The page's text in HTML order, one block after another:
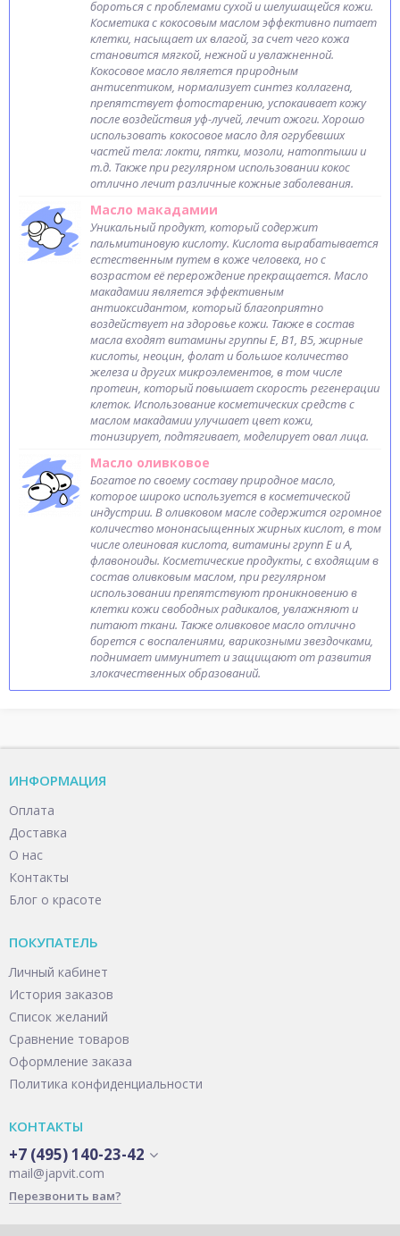
бороться с проблемами сухой и шелушащейся кожи.
Косметика с кокосовым маслом эффективно питает
клетки, насыщает их влагой, за счет чего кожа
становится мягкой, нежной и увлажненной.
Кокосовое масло является природным
антисептиком, нормализует синтез коллагена,
препятствует фотостарению, успокаивает кожу
после воздействия уф-лучей, лечит ожоги. Хорошо
использовать кокосовое масло для огрубевших
частей тела: локти, пятки, мозоли, натоптыши и
т.д. Также при регулярном использовании кокос
отлично лечит различные кожные заболевания.
Масло макадамии
Уникальный продукт, который содержит
пальмитиновую кислоту. Кислота вырабатывается
естественным путем в коже человека, но с
возрастом её перерождение прекращается. Масло
макадамии является эффективным
антиоксидантом, который благоприятно
воздействует на здоровье кожи. Также в состав
масла входят витамины группы Е, В1, В5, жирные
кислоты, неоцин, фолат и большое количество
железа и других микроэлементов, в том числе
протеин, который повышает скорость регенерации
клеток. Использование косметических средств с
маслом макадамии улучшает цвет кожи,
тонизирует, подтягивает, моделирует овал лица.
Масло оливковое
Богатое по своему составу природное масло,
которое широко используется в косметической
индустрии. В оливковом масле содержится огромное
количество мононасыщенных жирных кислот, в том
числе олеиновая кислота, витамины групп Е и А,
флавоноиды. Косметические продукты, с входящим в
состав оливковым маслом, при регулярном
использовании препятствуют проникновению в
клетки кожи свободных радикалов, увлажняют и
питают ткани. Также оливковое масло отлично
борется с воспалениями, варикозными звездочками,
поднимает иммунитет и защищают от развития
злокачественных образований.
ИНФОРМАЦИЯ
Оплата
Доставка
О нас
Контакты
Блог о красоте
ПОКУПАТЕЛЬ
Личный кабинет
История заказов
Список желаний
Сравнение товаров
Оформление заказа
Политика конфиденциальности
КОНТАКТЫ
+7 (495) 140-23-42
mail@japvit.com
Перезвонить вам?